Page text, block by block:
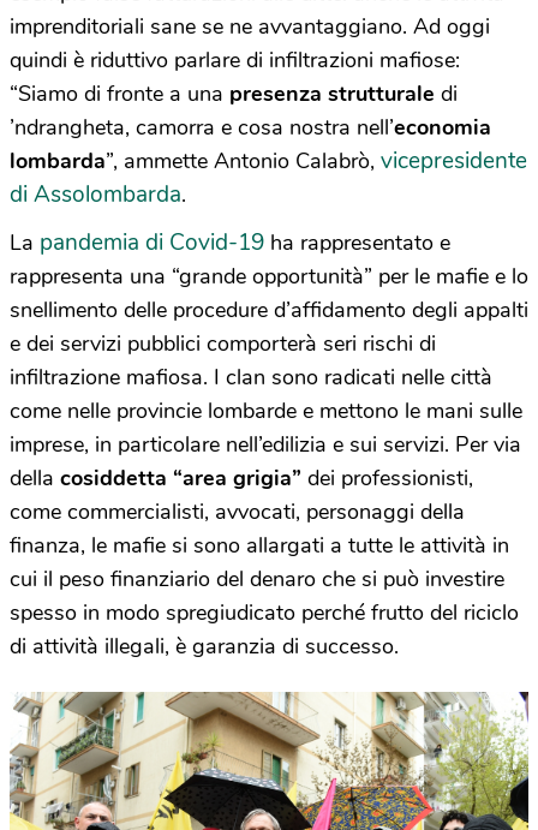
imprenditoriali sane se ne avvantaggiano. Ad oggi
quindi è riduttivo parlare di infiltrazioni mafiose:
“Siamo di fronte a una presenza strutturale di
’ndrangheta, camorra e cosa nostra nell’economia
lombarda”, ammette Antonio Calabrò, vicepresidente
di Assolombarda.
La pandemia di Covid-19 ha rappresentato e
rappresenta una “grande opportunità” per le mafie e lo
snellimento delle procedure d’affidamento degli appalti
e dei servizi pubblici comporterà seri rischi di
infiltrazione mafiosa. I clan sono radicati nelle città
come nelle provincie lombarde e mettono le mani sulle
imprese, in particolare nell’edilizia e sui servizi. Per via
della cosiddetta “area grigia” dei professionisti,
come commercialisti, avvocati, personaggi della
finanza, le mafie si sono allargati a tutte le attività in
cui il peso finanziario del denaro che si può investire
spesso in modo spregiudicato perché frutto del riciclo
di attività illegali, è garanzia di successo.